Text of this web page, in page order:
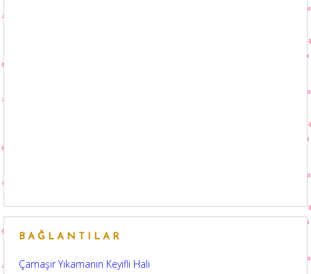
BAĞLANTILAR
Çamaşır Yıkamanın Keyifli Hali